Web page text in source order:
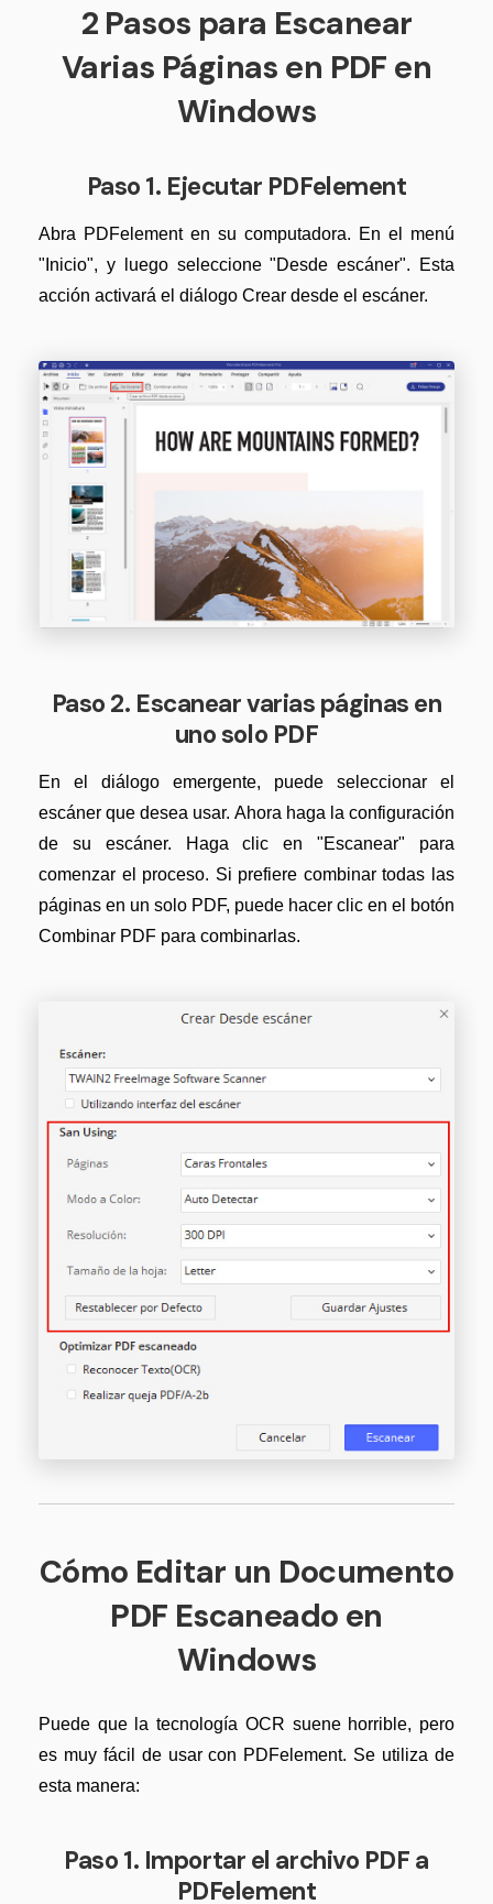
Freelancer
Explorar todas las características
PDFelement para Android
Centro de conocimiento
Plantillas de PDF gratuitas
Descuento educativo
Adquiere PDFelement con descuento académico.
Descarga las herramientas de PDF.
Actualización
Actualizar a PDFelement V12.
2 Pasos para Escanear
Varias Páginas en PDF en
Windows
Paso 1. Ejecutar PDFelement
Abra PDFelement en su computadora. En el menú
"Inicio", y luego seleccione "Desde escáner". Esta
acción activará el diálogo Crear desde el escáner.
Paso 2. Escanear varias páginas en
uno solo PDF
En el diálogo emergente, puede seleccionar el
escáner que desea usar. Ahora haga la configuración
de su escáner. Haga clic en "Escanear" para
comenzar el proceso. Si prefiere combinar todas las
páginas en un solo PDF, puede hacer clic en el botón
Combinar PDF para combinarlas.
Cómo Editar un Documento
PDF Escaneado en
Windows
Puede que la tecnología OCR suene horrible, pero
es muy fácil de usar con PDFelement. Se utiliza de
esta manera:
Paso 1. Importar el archivo PDF a
PDFelement